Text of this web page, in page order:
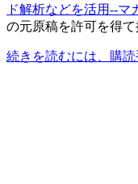
ド解析などを活用--マ
の元原稿を許可を得て
続きを読むには、購読